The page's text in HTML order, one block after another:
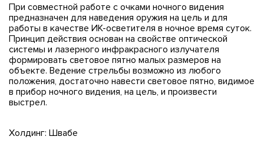
При совместной работе с очками ночного видения
предназначен для наведения оружия на цель и для
работы в качестве ИК-осветителя в ночное время суток.
Принцип действия основан на свойстве оптической
системы и лазерного инфракрасного излучателя
формировать световое пятно малых размеров на
объекте. Ведение стрельбы возможно из любого
положения, достаточно навести световое пятно, видимое
в прибор ночного видения, на цель, и произвести
выстрел.
Холдинг: Швабе